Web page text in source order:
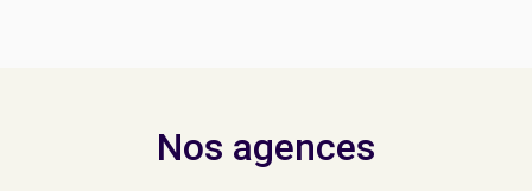
Nos agences